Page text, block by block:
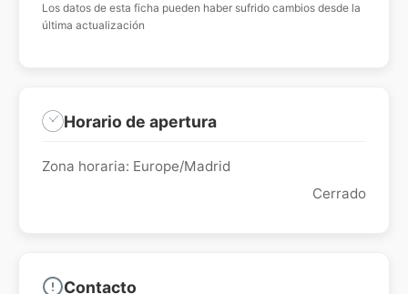
Los datos de esta ficha pueden haber sufrido cambios desde la
última actualización
Horario de apertura
Zona horaria: Europe/Madrid
Cerrado
Contacto